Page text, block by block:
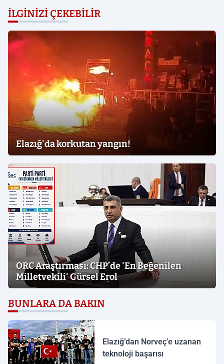
İLGINIZI ÇEKEBILIR
Elazığ'da korkutan yangın!
ORC Araştırması: CHP’de 'En Beğenilen
Milletvekili' Gürsel Erol
BUNLARA DA BAKIN
Elazığ’dan Norveç’e uzanan
teknoloji başarısı